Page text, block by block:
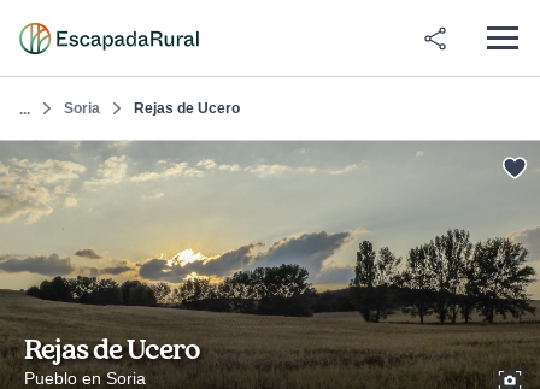
... Soria Rejas de Ucero
Rejas de Ucero
Pueblo en Soria